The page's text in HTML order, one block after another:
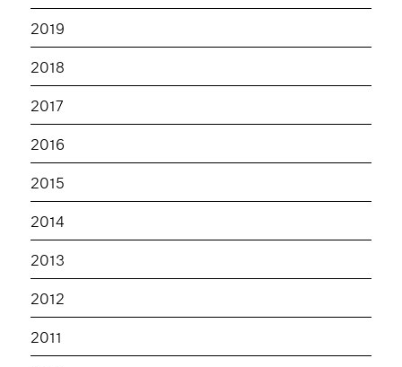
2019
2018
2017
2016
2015
2014
2013
2012
2011